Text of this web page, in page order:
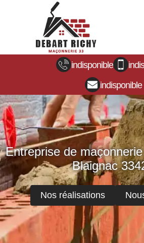
indisponible
indisponible
Entreprise de
Blaignac
Nos réalisations